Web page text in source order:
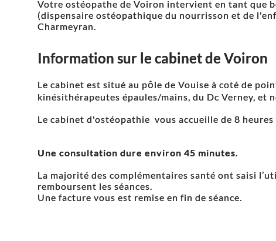
Votre ostéopathe de Voiron intervient en tant que
(dispensaire ostéopathique du nourrisson et de
Charmeyran.
Information sur le cabinet de Voiron
Le cabinet est situé au pôle de Vouise à coté de
kinésithérapeutes épaules/mains, du Dc Verney, et
Le cabinet d'ostéopathie vous accueille de 8 heures
Une consultation dure environ 45 minutes.
La majorité des complémentaires santé ont saisi
remboursent les séances.
Une facture vous est remise en fin de séance.